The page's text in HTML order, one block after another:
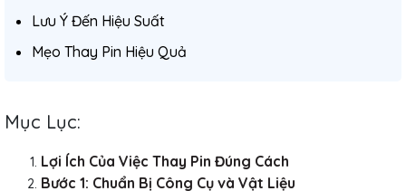
Lưu Ý Đến Hiệu Suất
Mẹo Thay Pin Hiệu Quả
Mục Lục:
Lợi Ích Của Việc Thay Pin Đúng Cách
Bước 1: Chuẩn Bị Công Cụ và Vật Liệu